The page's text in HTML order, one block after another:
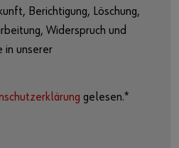
Berichtigung, Löschung,
Widerspruch und
in unserer
gelesen.*